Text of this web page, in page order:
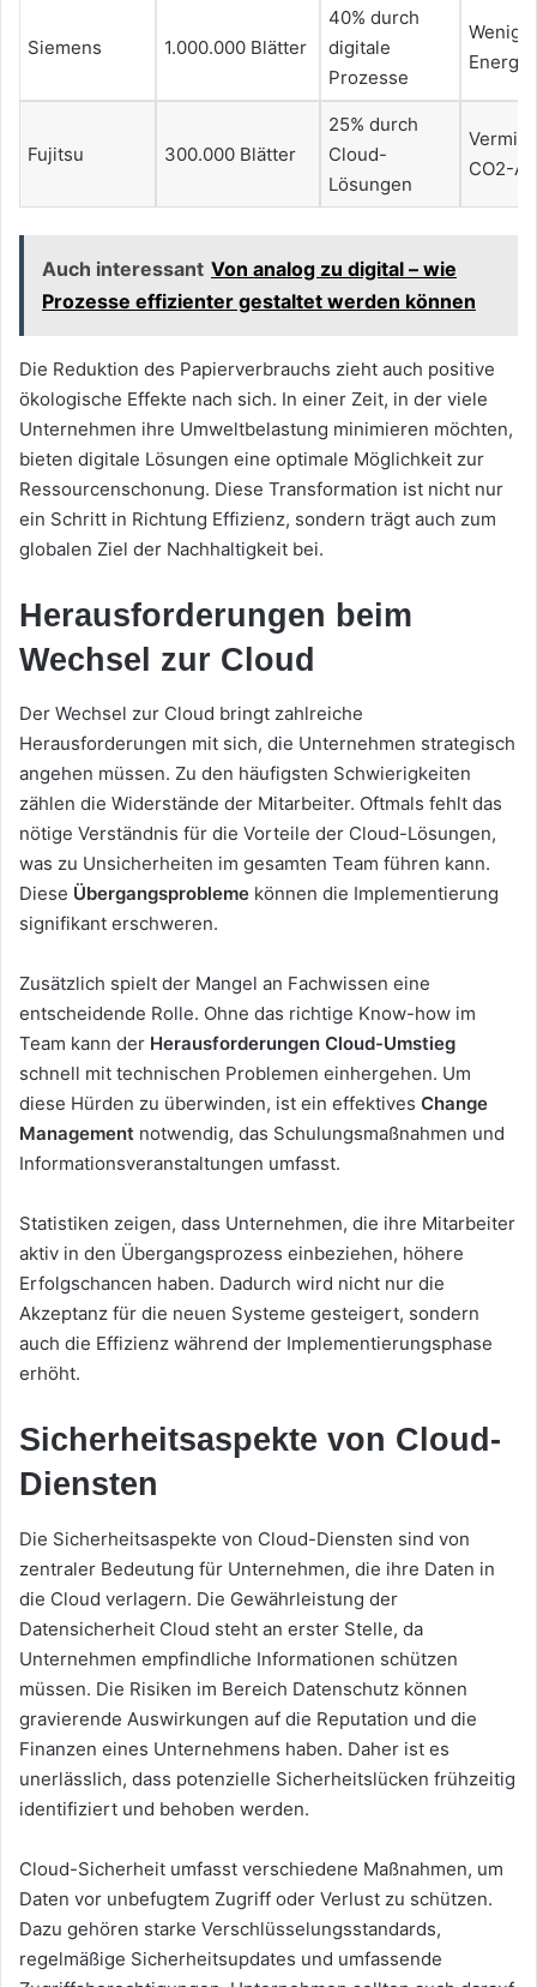
Siemens 1.000.000 Blätter
40% durch
digitale
Prozesse
Fujitsu 300.000 Blätter
25% durch
Cloud-
Lösungen
CO2-
Auch interessant Von analog zu digital – wie
Prozesse effizienter gestaltet werden können
Die Reduktion des Papierverbrauchs zieht auch positive
ökologische Effekte nach sich. In einer Zeit, in der viele
Unternehmen ihre Umweltbelastung minimieren möchten,
bieten digitale Lösungen eine optimale Möglichkeit zur
Ressourcenschonung. Diese Transformation ist nicht nur
ein Schritt in Richtung Effizienz, sondern trägt auch zum
globalen Ziel der Nachhaltigkeit bei.
Herausforderungen beim
Wechsel zur Cloud
Der Wechsel zur Cloud bringt zahlreiche
Herausforderungen mit sich, die Unternehmen strategisch
angehen müssen. Zu den häufigsten Schwierigkeiten
zählen die Widerstände der Mitarbeiter. Oftmals fehlt das
nötige Verständnis für die Vorteile der Cloud-Lösungen,
was zu Unsicherheiten im gesamten Team führen kann.
Diese Übergangsprobleme können die Implementierung
signifikant erschweren.
Zusätzlich spielt der Mangel an Fachwissen eine
entscheidende Rolle. Ohne das richtige Know-how im
Team kann der Herausforderungen Cloud-Umstieg
schnell mit technischen Problemen einhergehen. Um
diese Hürden zu überwinden, ist ein effektives Change
Management notwendig, das Schulungsmaßnahmen und
Informationsveranstaltungen umfasst.
Statistiken zeigen, dass Unternehmen, die ihre Mitarbeiter
aktiv in den Übergangsprozess einbeziehen, höhere
Erfolgschancen haben. Dadurch wird nicht nur die
Akzeptanz für die neuen Systeme gesteigert, sondern
auch die Effizienz während der Implementierungsphase
erhöht.
Sicherheitsaspekte von Cloud-
Diensten
Die Sicherheitsaspekte von Cloud-Diensten sind von
zentraler Bedeutung für Unternehmen, die ihre Daten in
die Cloud verlagern. Die Gewährleistung der
Datensicherheit Cloud steht an erster Stelle, da
Unternehmen empfindliche Informationen schützen
müssen. Die Risiken im Bereich Datenschutz können
gravierende Auswirkungen auf die Reputation und die
Finanzen eines Unternehmens haben. Daher ist es
unerlässlich, dass potenzielle Sicherheitslücken frühzeitig
identifiziert und behoben werden.
Cloud-Sicherheit umfasst verschiedene Maßnahmen, um
Daten vor unbefugtem Zugriff oder Verlust zu schützen.
Dazu gehören starke Verschlüsselungsstandards,
regelmäßige Sicherheitsupdates und umfassende